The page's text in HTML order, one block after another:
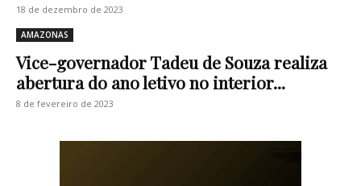
18 de dezembro de 2023
AMAZONAS
Vice-governador Tadeu de Souza realiza
abertura do ano letivo no interior...
8 de fevereiro de 2023